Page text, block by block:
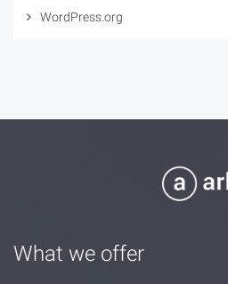
WordPress.org
What we offer